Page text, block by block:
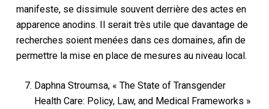
manifeste, se dissimule souvent derrière des actes en
apparence anodins. Il serait très utile que davantage de
recherches soient menées dans ces domaines, afin de
permettre la mise en place de mesures au niveau local.
Daphna Stroumsa, « The State of Transgender
Health Care: Policy, Law, and Medical Frameworks »